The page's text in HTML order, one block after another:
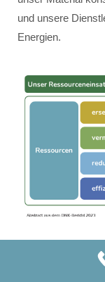
und unsere
Energien.
Unser